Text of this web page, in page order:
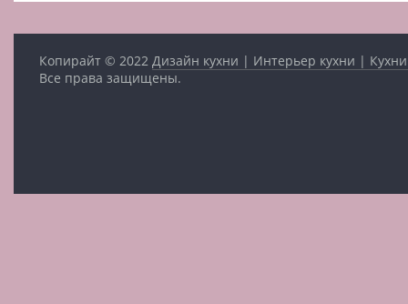
Копирайт © 2022 Дизайн кухни | Интерьер кухни |
Все права защищены.